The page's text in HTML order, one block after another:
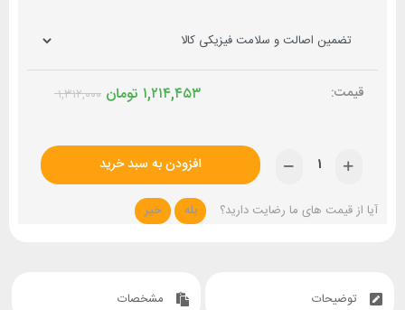
۱,۳۱۲,۰۰۰ تومان ۱,۲۱۴,۴۵۳
افزودن به سبد خرید
آیا از قیمت های ما رضایت دارید؟ بله خیر
توضیحات مشخصات